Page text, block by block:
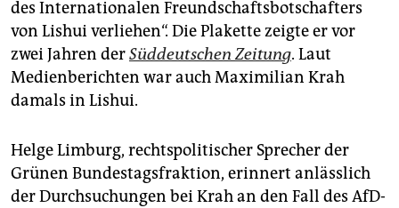
des Internationalen Freundschaftsbotschafters
von Lishui verliehen“. Die Plakette zeigte er vor
zwei Jahren derSüddeutschen Zeitung. Laut
Medienberichten war auch Maximilian Krah
damals in Lishui.
Helge Limburg, rechtspolitischer Sprecher der
Grünen Bundestagsfraktion, erinnert anlässlich
der Durchsuchungen bei Krah an den Fall des AfD-